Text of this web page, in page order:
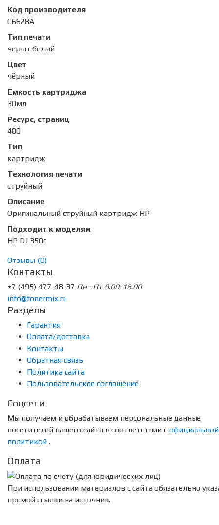
Код производителя
C6628A
Тип печати
черно-белый
Цвет
чёрный
Емкость картриджа
30мл
Ресурс, страниц
480
Тип
картридж
Технология печати
струйный
Описание
Оригинальный струйный картридж HP
Подходит к моделям
HP DJ 350c
Отзывы (0)
Контакты
+7 (495) 477-48-37 Пн—Пт 9.00-18.00
info@tonermix.ru
Разделы
Гарантия
Оплата/доставка
Контакты
Обратная связь
Политика сайта
Пользовательское соглашение
Соцсети
Мы получаем и обрабатываем персональные данные
посетителей нашего сайта в соответствии с официальной
политикой .
Оплата
При использовании материалов с сайта обязательно
прямой ссылки на источник.